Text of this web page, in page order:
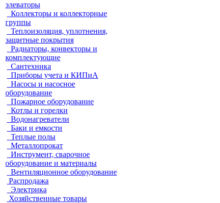
элеваторы
Коллекторы и коллекторные
группы
Теплоизоляция, уплотнения,
защитные покрытия
Радиаторы, конвекторы и
комплектующие
Сантехника
Приборы учета и КИПиА
Насосы и насосное
оборудование
Пожарное оборудование
Котлы и горелки
Водонагреватели
Баки и емкости
Теплые полы
Металлопрокат
Инструмент, сварочное
оборудование и материалы
Вентиляционное оборудование
Распродажа
Электрика
Хозяйственные товары